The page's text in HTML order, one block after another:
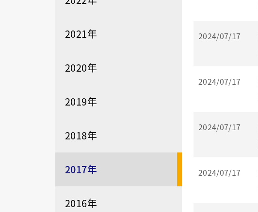
2021年
2020年
2019年
2018年
2017年
2016年
2024/07/17
2024/07/17
2024/07/17
2024/07/17